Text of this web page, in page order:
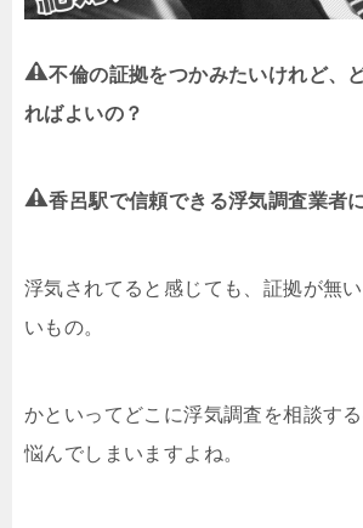
不倫の証拠をつかみたいけれど、
ればよいの？
香呂駅で信頼できる浮気調査業者
浮気されてると感じても、証拠が無
いもの。
かといってどこに浮気調査を相談する
悩んでしまいますよね。